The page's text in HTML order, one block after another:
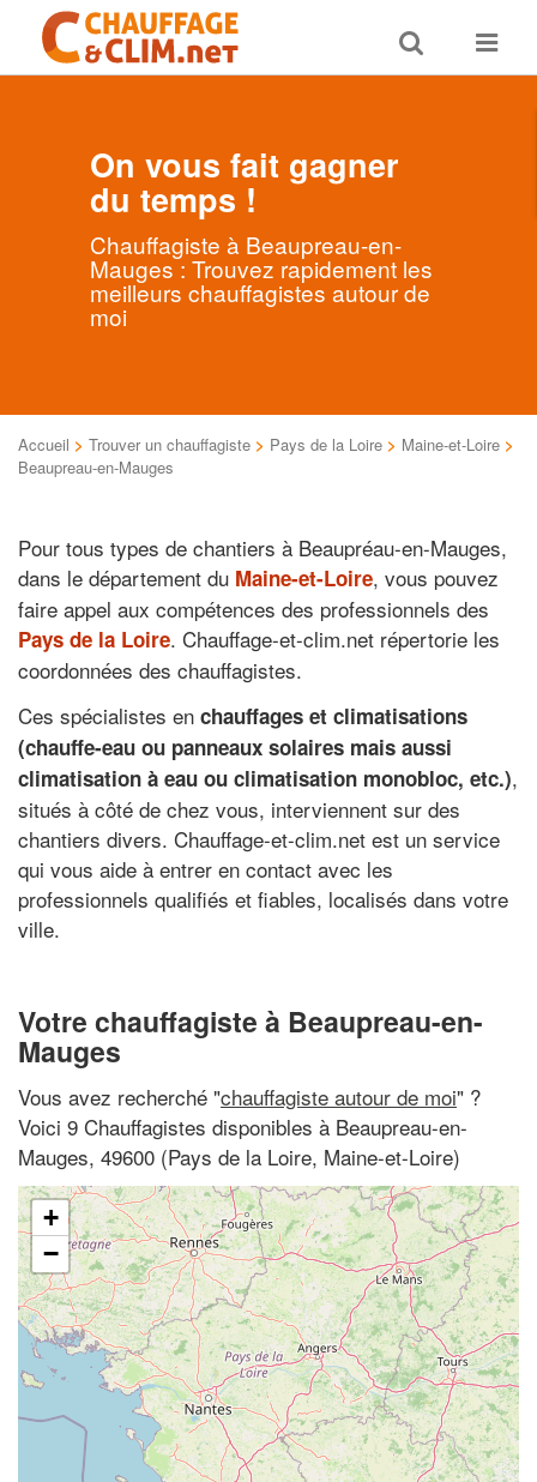
Toggle
search
Toggle
On vous fait gagner
du temps !
Chauffagiste à Beaupreau-en-
Mauges : Trouvez rapidement les
meilleurs chauffagistes autour de
moi
Accueil > Trouver un chauffagiste > Pays de la Loire > Maine-et-Loire >
Beaupreau-en-Mauges
Pour tous types de chantiers à Beaupréau-en-Mauges,
dans le département du Maine-et-Loire, vous pouvez
faire appel aux compétences des professionnels des
Pays de la Loire. Chauffage-et-clim.net répertorie les
coordonnées des chauffagistes.
Ces spécialistes en chauffages et climatisations
(chauffe-eau ou panneaux solaires mais aussi
climatisation à eau ou climatisation monobloc, etc.),
situés à côté de chez vous, interviennent sur des
chantiers divers. Chauffage-et-clim.net est un service
qui vous aide à entrer en contact avec les
professionnels qualifiés et fiables, localisés dans votre
ville.
Votre chauffagiste à Beaupreau-en-
Mauges
Vous avez recherché "chauffagiste autour de moi" ?
Voici 9 Chauffagistes disponibles à Beaupreau-en-
Mauges, 49600 (Pays de la Loire, Maine-et-Loire)
+
−